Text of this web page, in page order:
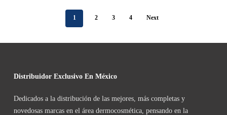
1 2 3 4 Next
Distribuidor Exclusivo En México
Dedicados a la distribución de las mejores, más completas y
novedosas marcas en el área dermocosmética, pensando en la